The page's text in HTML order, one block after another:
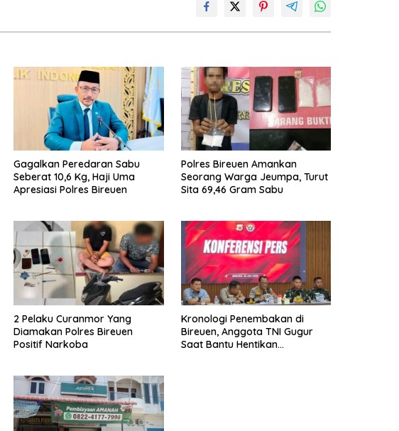
Gagalkan Peredaran Sabu
Seberat 10,6 Kg, Haji Uma
Apresiasi Polres Bireuen
Polres Bireuen Amankan
Seorang Warga Jeumpa, Turut
Sita 69,46 Gram Sabu
2 Pelaku Curanmor Yang
Diamakan Polres Bireuen
Positif Narkoba
Kronologi Penembakan di
Bireuen, Anggota TNI Gugur
Saat Bantu Hentikan